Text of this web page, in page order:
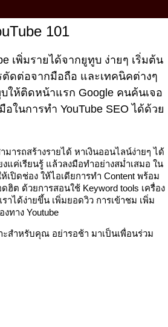
101
เพิ่มรายได้จากยูทูบ ง่ายๆ เริ่มต้น
ตัดต่อจากมือถือ และเทคนิคต่างๆ
ให้ติดหน้าแรก Google คนค้นเจอ
อในการทำ YouTube SEO ได้ด้วย
ารถสร้างรายได้ หาเงินออนไลน์ง่ายๆ ได้
แค่เรียนรู้ แล้วลงมือทำอย่างสม่ำเสมอ ใน
เปิดช่อง ให้ไอเดียการทำ Content พร้อม
ฮิต ด้วยการสอนใช้ Keyword tools เครื่อง
าได้ง่ายขึ้น เพิ่มยอดวิว การเข้าชม เพิ่ม
ทาง Youtube
ะสำหรับคุณ อย่ารอช้า มาเป็นเพื่อนร่วม